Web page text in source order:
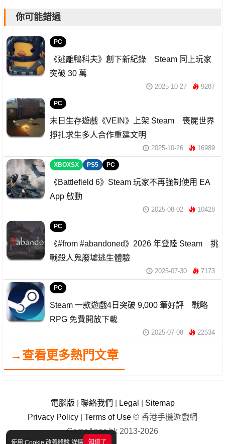
使用 Cookie 改善體驗 詳情 知道了
你可能錯過
PC
《逃離鴨科夫》創下新紀錄 Steam 同上玩家
突破 30 萬
2025-10-27 9287
PC
末日生存遊戲《VEIN》上架 Steam 喪屍世界
掙扎求生多人合作重建文明
2025-10-26 16989
XBOXSX PS5 PC
《Battlefield 6》Steam 玩家不再強制使用 EA
App 啟動
2025-08-02 10428
PC
《#from #abandoned》2026 年登陸 Steam 挑
戰殺人鬼廢墟逃生體驗
2025-07-30 7173
PC
Steam 一款遊戲4日突破 9,000 筆好評 戰略
RPG 免費開放下載
2025-07-08 22534
→查看更多熱門文章
電腦版 聯絡我們 Legal
Sitemap
Privacy Policy
Terms of Use © 香港手機遊戲網
GameApps.hk 2013-2026